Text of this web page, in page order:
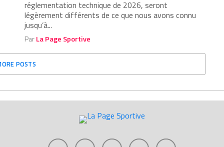
réglementation technique de 2026, seront
légèrement différents de ce que nous avons connu
jusqu’à...
ParLa Page Sportive
POSTS